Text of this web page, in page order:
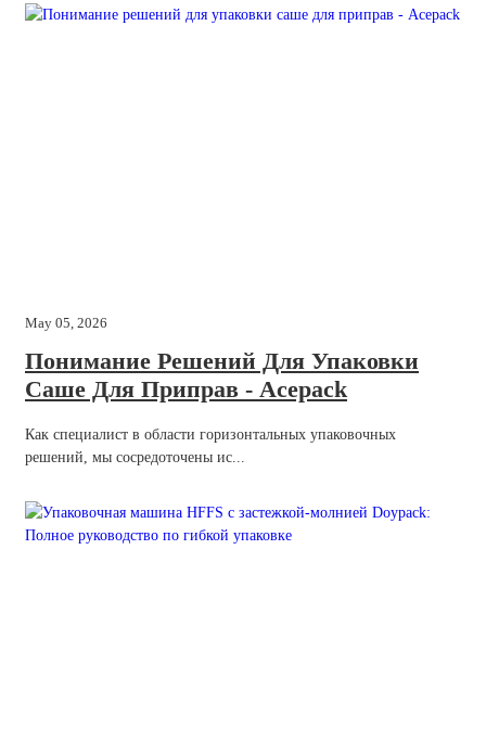
May 05, 2026
Понимание Решений Для Упаковки
Саше Для Приправ - Acepack
Как специалист в области горизонтальных упаковочных
решений, мы сосредоточены ис...